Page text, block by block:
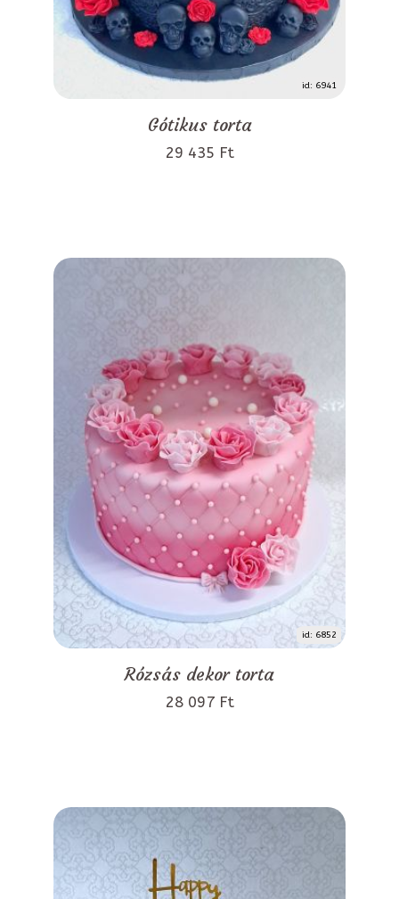
id: 6941
Gótikus torta
29 435 Ft
id: 6852
Rózsás dekor torta
28 097 Ft